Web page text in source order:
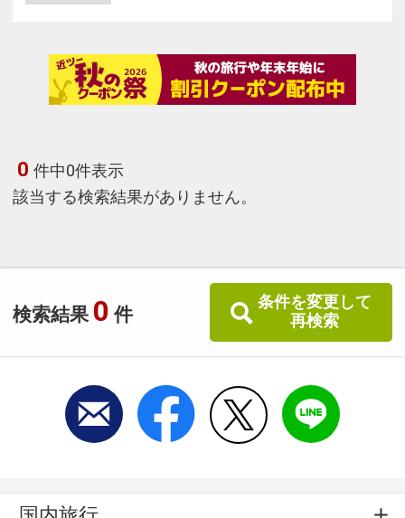
検索結果 0 件
条件を変更して
再検索
0 件中0件表示
該当する検索結果がありません。